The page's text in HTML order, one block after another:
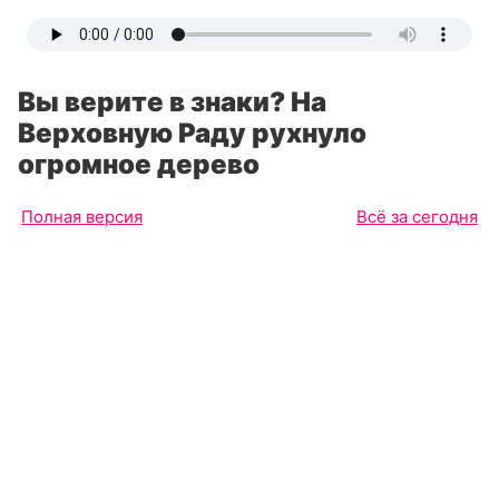
Вы верите в знаки? На
Верховную Раду рухнуло
огромное дерево
Полная версия Всё за сегодня